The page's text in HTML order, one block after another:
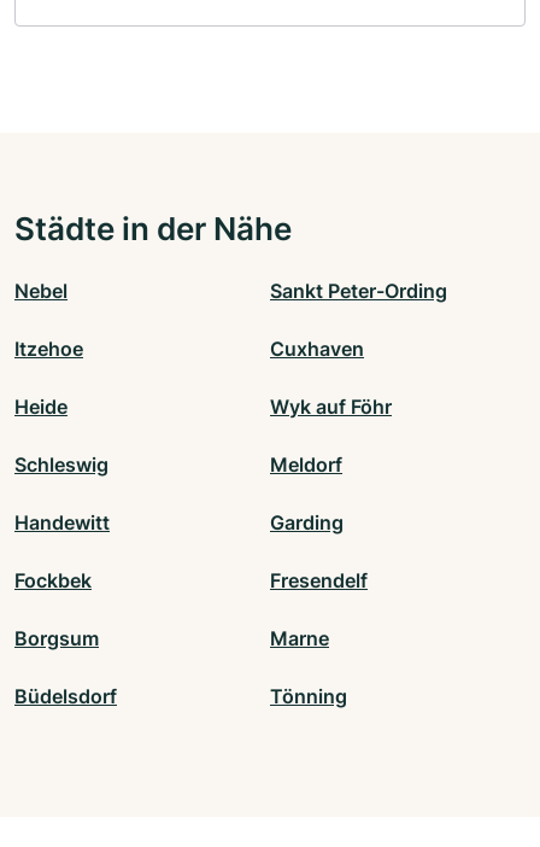
Städte in der Nähe
Nebel Sankt Peter-Ording
Itzehoe Cuxhaven
Heide Wyk auf Föhr
Schleswig Meldorf
Handewitt Garding
Fockbek Fresendelf
Borgsum Marne
Büdelsdorf Tönning